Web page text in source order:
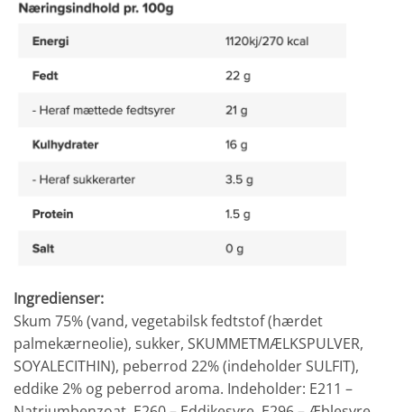
Ingredienser:
Skum 75% (vand, vegetabilsk fedtstof (hærdet
palmekærneolie), sukker, SKUMMETMÆLKSPULVER,
SOYALECITHIN), peberrod 22% (indeholder SULFIT),
eddike 2% og peberrod aroma. Indeholder: E211 –